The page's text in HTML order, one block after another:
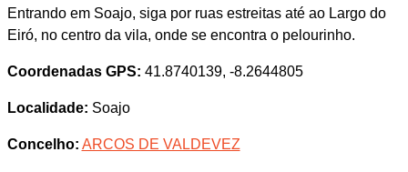
Entrando em Soajo, siga por ruas estreitas até ao Largo do
Eiró, no centro da vila, onde se encontra o pelourinho.
Coordenadas GPS: 41.8740139, -8.2644805
Localidade: Soajo
Concelho: ARCOS DE VALDEVEZ